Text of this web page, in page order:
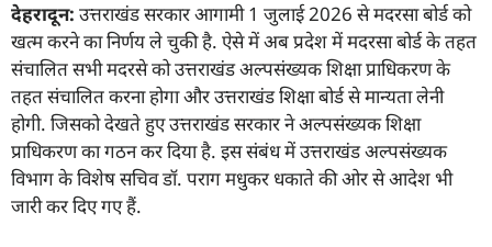
देहरादून: उत्तराखंड सरकार आगामी 1 जुलाई 2026 से मदरसा बोर्ड को
खत्म करने का निर्णय ले चुकी है. ऐसे में अब प्रदेश में मदरसा बोर्ड के तहत
संचालित सभी मदरसे को उत्तराखंड अल्पसंख्यक शिक्षा प्राधिकरण के
तहत संचालित करना होगा और उत्तराखंड शिक्षा बोर्ड से मान्यता लेनी
होगी. जिसको देखते हुए उत्तराखंड सरकार ने अल्पसंख्यक शिक्षा
प्राधिकरण का गठन कर दिया है. इस संबंध में उत्तराखंड अल्पसंख्यक
विभाग के विशेष सचिव डॉ. पराग मधुकर धकाते की ओर से आदेश भी
जारी कर दिए गए हैं.